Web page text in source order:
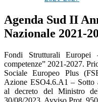
Agenda Sud II
Nazionale 2021-
Fondi Strutturali Europei
competenze” 2021-2027.
Sociale Europeo Plus
Azione ESO4.6.A1 – Sotto
al decreto del Ministro